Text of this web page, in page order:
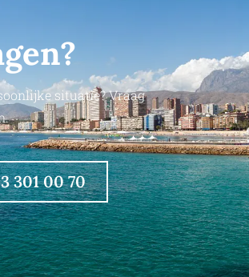
situatie? Vraag
301 00 70